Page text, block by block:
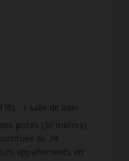
lits 1 salle de bain
pistes (30 mètres)
de 74
appartements en